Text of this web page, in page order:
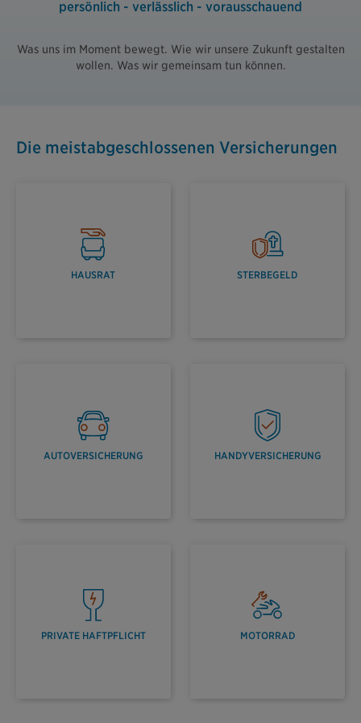
persönlich - verlässlich - vorausschauend
Was uns im Moment bewegt. Wie wir unsere Zukunft gestalten
wollen. Was wir gemeinsam tun können.
Die meistabgeschlossenen Versicherungen
HAUSRAT STERBEGELD
AUTOVERSICHERUNG HANDYVERSICHERUNG
PRIVATE HAFTPFLICHT MOTORRAD